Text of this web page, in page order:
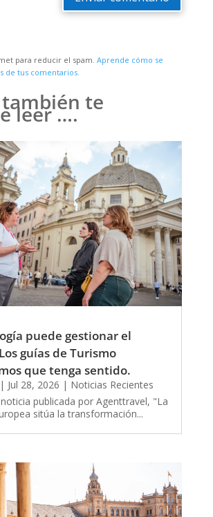
para reducir el spam. Aprende cómo se
de tus comentarios.
te
leer ….
puede gestionar el
guías de Turismo
que tenga sentido.
Jul 28, 2026 | Noticias Recientes
publicada por Agenttravel, "La
sitúa la transformación...